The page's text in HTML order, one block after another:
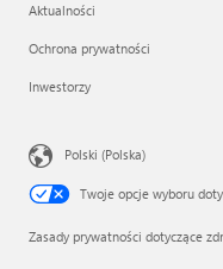
Aktualności
Ochrona prywatności
Inwestorzy
Polski (Polska)
Twoje opcje wyboru
Zasady prywatności dotyczące